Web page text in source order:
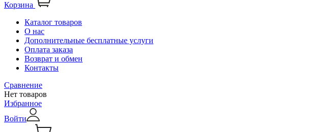
Корзина
Каталог товаров
О нас
Дополнительные бесплатные услуги
Оплата заказа
Возврат и обмен
Контакты
Сравнение
Нет товаров
Избранное
Войти